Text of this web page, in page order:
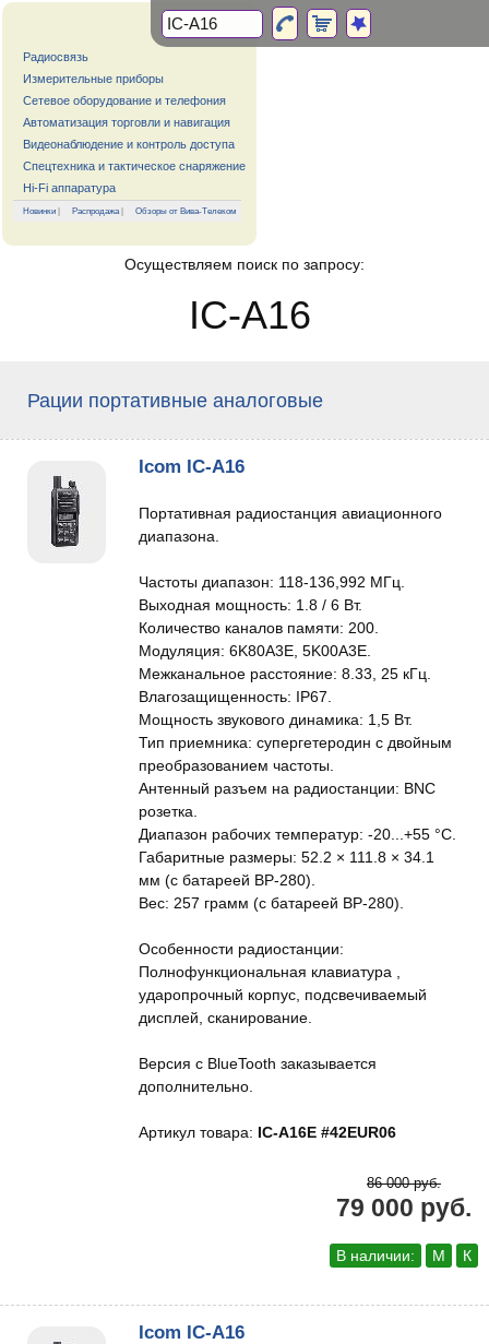
Радиосвязь
Измерительные приборы
Сетевое оборудование и телефония
Автоматизация торговли и навигация
Видеонаблюдение и контроль доступа
Спецтехника и тактическое снаряжение
Hi-Fi аппаратура
Новинки | Распродажа| Обзоры от Вива-Телеком
Осуществляем поиск по запросу:
IC-A16
Рации портативные аналоговые
Icom IC-A16
Портативная радиостанция авиационного
диапазона.
Частоты диапазон: 118-136,992 МГц.
Выходная мощность: 1.8 / 6 Вт.
Количество каналов памяти: 200.
Модуляция: 6K80A3E, 5K00A3E.
Межканальное расстояние: 8.33, 25 кГц.
Влагозащищенность: IP67.
Мощность звукового динамика: 1,5 Вт.
Тип приемника: супергетеродин с двойным
преобразованием частоты.
Антенный разъем на радиостанции: BNC
розетка.
Диапазон рабочих температур: -20...+55 °C.
Габаритные размеры: 52.2 × 111.8 × 34.1
мм (с батареей BP-280).
Вес: 257 грамм (с батареей BP-280).
Особенности радиостанции:
Полнофункциональная клавиатура ,
ударопрочный корпус, подсвечиваемый
дисплей, сканирование.
Версия с BlueTooth заказывается
дополнительно.
Артикул товара: IC-A16E #42EUR06
86 000 руб.
79 000 руб.
В наличии: М К
Icom IC-A16